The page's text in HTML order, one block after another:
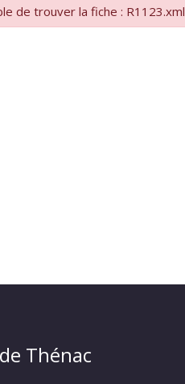
de trouver la fiche : R1123.xml
Thénac